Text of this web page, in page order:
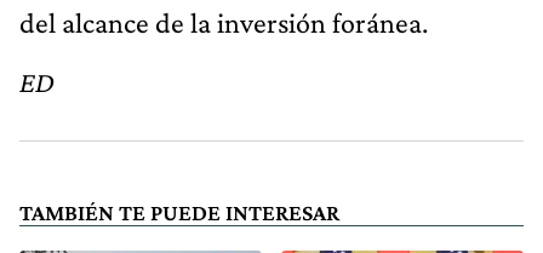
del alcance de la inversión foránea.
ED
TAMBIÉN TE PUEDE INTERESAR